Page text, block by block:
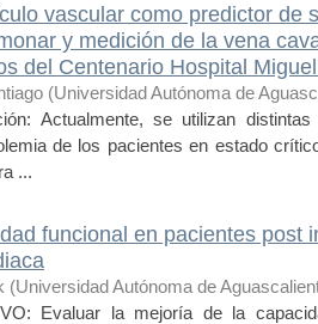
vascular como predictor de
y medición de la vena
del Centenario Hospital
(Universidad Autónoma de
Actualmente, se utilizan
de los pacientes en estado
...
funcional en pacientes post
(Universidad Autónoma de
Evaluar la mejoría de la